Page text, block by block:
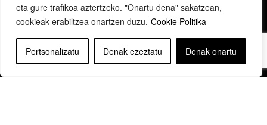
eta gure trafikoa aztertzeko. "Onartu dena" sakatzean,
cookieak erabiltzea onartzen duzu. Cookie Politika
Pertsonalizatu Denak ezeztatu Denak onartu